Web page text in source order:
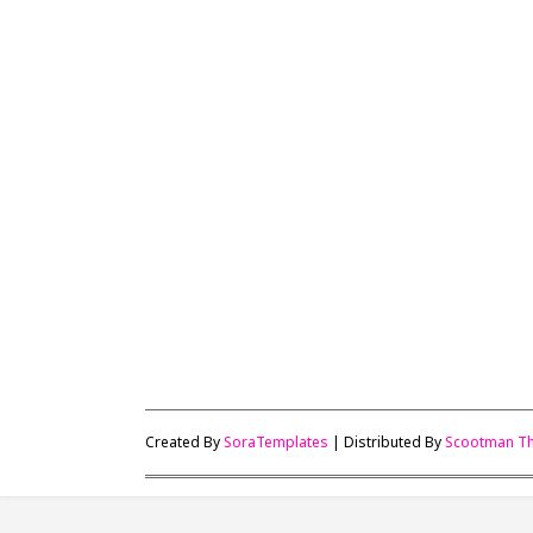
Created BySoraTemplates | Distributed ByScootman